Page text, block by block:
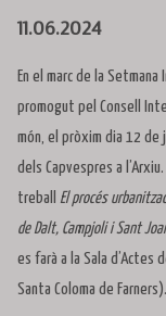
11.06.2024
En el marc de la
promogut pel Consell
món, el pròxim dia 12 de
dels Capvespres a
treball El procés
de Dalt, Campjoli i Sant
es farà a la Sala d’Actes
Santa Coloma de Farners).